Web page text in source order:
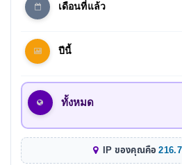
เดือนที่แล้ว
ปีนี้
ทั้งหมด
IP ของคุณคือ